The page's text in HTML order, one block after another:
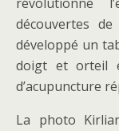
découvertes
développé un
doigt et orteil
d’acupuncture
La photo